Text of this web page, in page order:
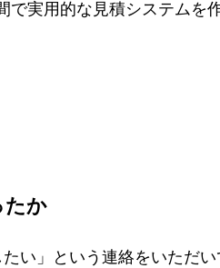
で実用的な見積システムを
たか
い」という連絡をいただ